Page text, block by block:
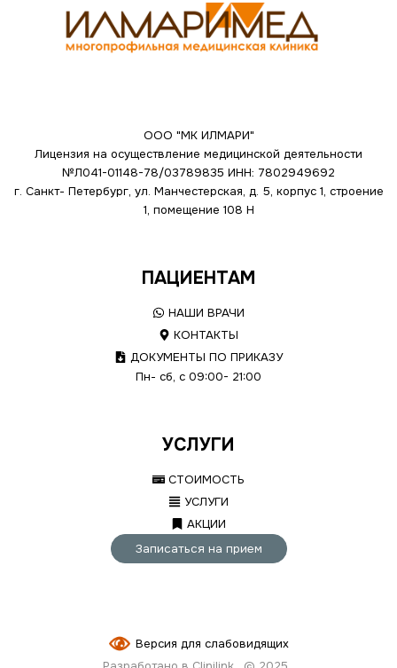
ООО "МК ИЛМАРИ"
Лицензия на осуществление медицинской деятельности
№Л041-01148-78/03789835 ИНН: 7802949692
г. Санкт- Петербург, ул. Манчестерская, д. 5, корпус 1, строение
1, помещение 108 Н
ПАЦИЕНТАМ
НАШИ ВРАЧИ
КОНТАКТЫ
ДОКУМЕНТЫ ПО ПРИКАЗУ
Пн- сб, с 09:00- 21:00
УСЛУГИ
СТОИМОСТЬ
УСЛУГИ
АКЦИИ
Записаться на прием
Версия для слабовидящих